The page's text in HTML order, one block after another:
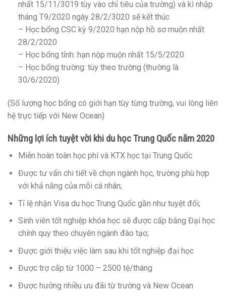
nhất 15/11/3019 tùy vào chỉ tiêu của trường) và kì nhập
tháng T9/2020 ngày 28/2/3020 sẽ kết thúc
– Học bổng CSC kỳ 9/2020 hạn nộp hồ sơ muộn nhất
28/2/2020
– Học bổng tỉnh: hạn nộp muộn nhất 15/5/2020
– Học bổng trường: tùy theo trường (thường là
30/6/2020)
(Số lượng học bổng có giới hạn tùy từng trường, vui lòng liên
hệ trực tiếp với New Ocean)
Những lợi ích tuyệt vời khi du học Trung Quốc năm 2020
Miễn hoàn toàn học phí và KTX học tại Trung Quốc
Được tư vấn chi tiết về chọn ngành học, trường phù hợp
với khả năng của mỗi cá nhân;
Tỉ lệ nhận Visa du học Trung Quốc gần như tuyệt đối;
Sinh viên tốt nghiệp khóa học sẽ được cấp bằng Đại học
chính quy theo chuyên ngành đào tạo;
Được giới thiệu việc làm sau khi tốt nghiệp đại học
Được trợ cấp từ 1000 – 2500 tệ/tháng
Được hưởng nhiều ưu đãi từ trường và New Ocean